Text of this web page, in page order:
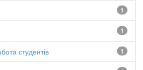
1
1
1
студентів